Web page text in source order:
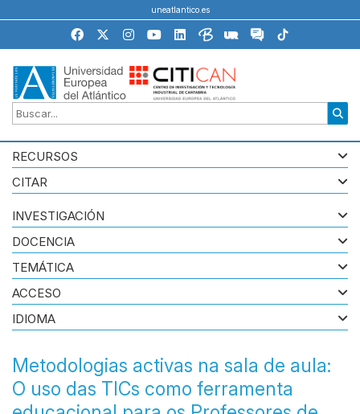
uneatlantico.es
RECURSOS
CITAR
Metodologias activas na sala de aula:
O uso das TICs como ferramenta
INVESTIGACIÓN
DOCENCIA
TEMÁTICA
ACCESO
IDIOMA